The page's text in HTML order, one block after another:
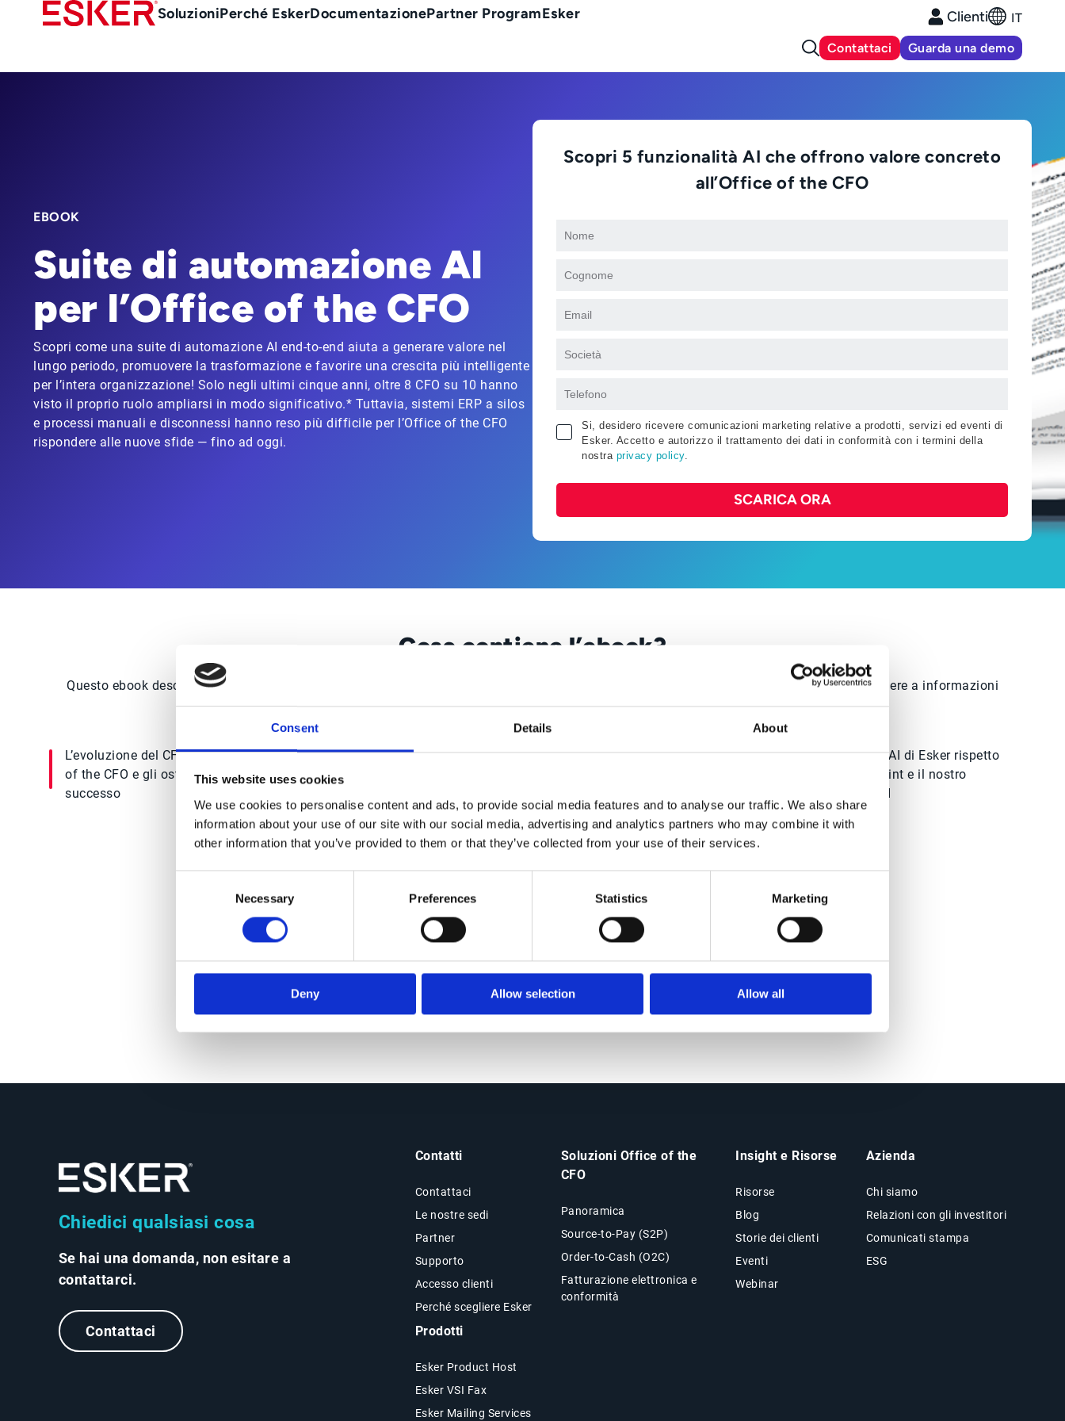
Consent Details About
This website uses cookies
We use cookies to personalise content and ads, to provide social media features and to analyse our traffic. We also share
information about your use of our site with our social media, advertising and analytics partners who may combine it with
other information that you’ve provided to them or that they’ve collected from your use of their services.
Necessary Preferences Statistics Marketing
Deny Allow selection Allow all
content
Main
SoluzioniPerché EskerDocumentazionePartner ProgramEsker Clienti IT
Contattaci Guarda una demo
EBOOK
Suite di automazione AI
per l’Office of the CFO
Scopri come una suite di automazione AI end-to-end aiuta a generare valore nel
lungo periodo, promuovere la trasformazione e favorire una crescita più intelligente
per l’intera organizzazione! Solo negli ultimi cinque anni, oltre 8 CFO su 10 hanno
visto il proprio ruolo ampliarsi in modo significativo.* Tuttavia, sistemi ERP a silos
e processi manuali e disconnessi hanno reso più difficile per l’Office of the CFO
rispondere alle nuove sfide — fino ad oggi.
Scopri 5 funzionalità AI che offrono valore concreto
all’Office of the CFO
Si, desidero ricevere comunicazioni marketing relative a prodotti, servizi ed eventi di
Esker. Accetto e autorizzo il trattamento dei dati in conformità con i termini della
nostra privacy policy.
SCARICA ORA
Cosa contiene l’ebook?
Questo ebook descrive un futuro senza limiti e ricco di possibilità grazie a una suite di automazione AI end-to-end. Scaricalo ora per accedere a informazioni
essenziali su:
L’evoluzione del CFO, la definizione dell’Office
of the CFO e gli ostacoli che ne frenano il
successo
Come strumenti come Agentic AI, GenAI, NLU,
La suite di automazione AI di Esker rispetto
alle soluzioni point-to-point e il nostro
approccio distintivo all’AI
Oltre 3.000 aziende in tutto il mondo si affidano a Esker
Chiedici qualsiasi cosa
Se hai una domanda, non esitare a
contattarci.
Contattaci
Contatti
Contattaci
Le nostre sedi
Partner
Supporto
Accesso clienti
Perché scegliere Esker
Soluzioni Office of the
CFO
Panoramica
Source-to-Pay (S2P)
Order-to-Cash (O2C)
Fatturazione elettronica e
conformità
Insight e Risorse
Risorse
Blog
Storie dei clienti
Eventi
Webinar
Azienda
Chi siamo
Relazioni con gli investitori
Comunicati stampa
ESG
Prodotti
Esker Product Host
Esker VSI Fax
Esker Mailing Services